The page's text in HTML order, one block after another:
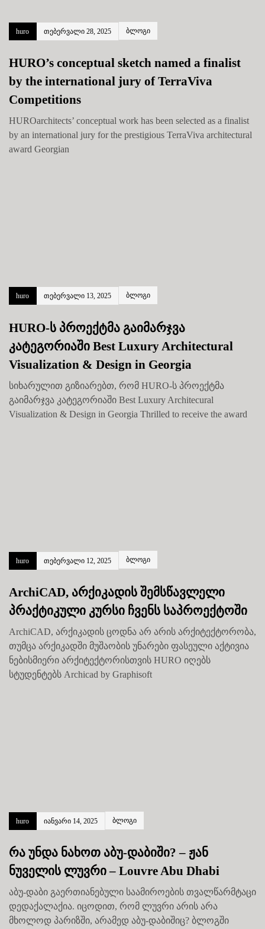
huro თებერვალი 28, 2025 ბლოგი
HURO’s conceptual sketch named a finalist
by the international jury of TerraViva
Competitions
HUROarchitects’ conceptual work has been selected as a finalist
by an international jury for the prestigious TerraViva architectural
award Georgian
huro თებერვალი 13, 2025 ბლოგი
HURO-ს პროექტმა გაიმარჯვა
კატეგორიაში Best Luxury Architectural
Visualization & Design in Georgia
სიხარულით გიზიარებთ, რომ HURO-ს პროექტმა
გაიმარჯვა კატეგორიაში Best Luxury Architecural
Visualization & Design in Georgia Thrilled to receive the award
huro თებერვალი 12, 2025 ბლოგი
ArchiCAD, არქიკადის შემსწავლელი
პრაქტიკული კურსი ჩვენს საპროექტოში
ArchiCAD, არქიკადის ცოდნა არ არის არქიტექტორობა,
თუმცა არქიკადში მუშაობის უნარები ფასეული აქტივია
ნებისმიერი არქიტექტორისთვის HURO იღებს
სტუდენტებს Archicad by Graphisoft
huro იანვარი 14, 2025 ბლოგი
რა უნდა ნახოთ აბუ-დაბიში? – ჟან
ნუველის ლუვრი – Louvre Abu Dhabi
აბუ-დაბი გაერთიანებული საამიროების თვალწარმტაცი
დედაქალაქია. იცოდით, რომ ლუვრი არის არა
მხოლოდ პარიზში, არამედ აბუ-დაბიშიც? ბლოგში